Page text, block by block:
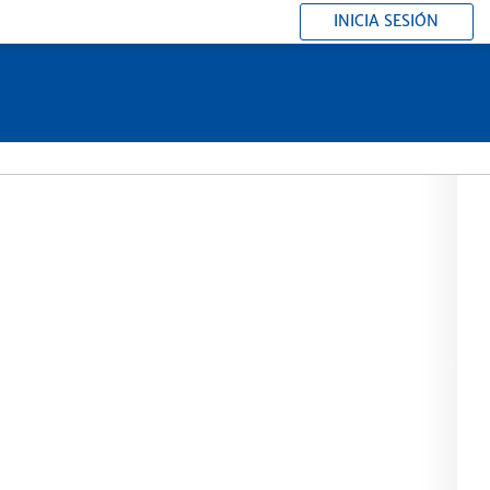
INICIA SESIÓN